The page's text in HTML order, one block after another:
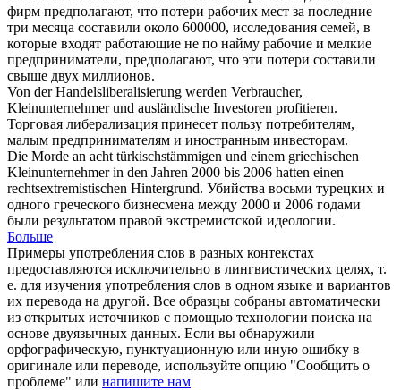
фирм предполагают, что потери рабочих мест за последние
три месяца составили около 600000, исследования семей, в
которые входят работающие не по найму рабочие и мелкие
предприниматели, предполагают, что эти потери составили
свыше двух миллионов.
Von der Handelsliberalisierung werden Verbraucher,
Kleinunternehmerund ausländische Investoren profitieren.
Торговая либерализация принесет пользу потребителям,
малым предпринимателям и иностранным инвесторам.
Die Morde an acht türkischstämmigen und einem griechischen
Kleinunternehmerin den Jahren 2000 bis 2006 hatten einen
rechtsextremistischen Hintergrund. Убийства восьми турецких и
одного греческого бизнесмена между 2000 и 2006 годами
были результатом правой экстремистской идеологии.
Больше
Примеры употребления слов в разных контекстах
предоставляются исключительно в лингвистических целях, т.
е. для изучения употребления слов в одном языке и вариантов
их перевода на другой. Все образцы собраны автоматически
из открытых источников с помощью технологии поиска на
основе двуязычных данных. Если вы обнаружили
орфографическую, пунктуационную или иную ошибку в
оригинале или переводе, используйте опцию "Сообщить о
проблеме" или напишите нам